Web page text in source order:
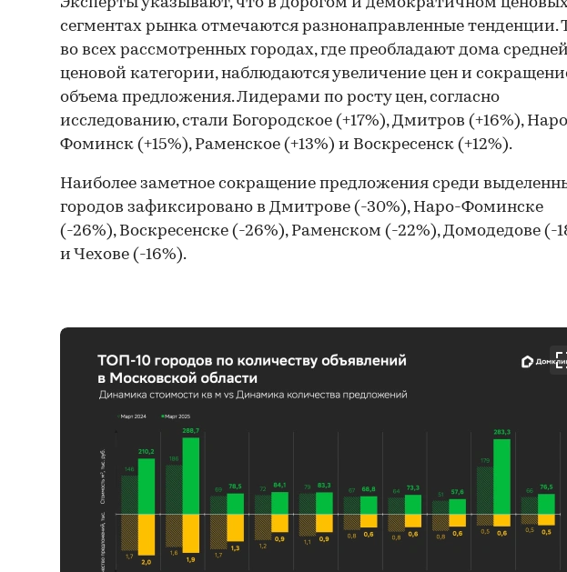
сегментах рынка отмечаются разнонаправленные тенденции.
во всех рассмотренных городах, где преобладают дома средней
ценовой категории, наблюдаются увеличение цен и
объема предложения. Лидерами по росту цен, согласно
исследованию, стали Богородское (+17%), Дмитров (+16%),
Фоминск (+15%), Раменское (+13%) и Воскресенск (+12%).
Наиболее заметное сокращение предложения среди
городов зафиксировано в Дмитрове (-30%), Наро-Фоминске
(-26%), Воскресенске (-26%), Раменском (-22%), Домодедове (-
и Чехове (-16%).